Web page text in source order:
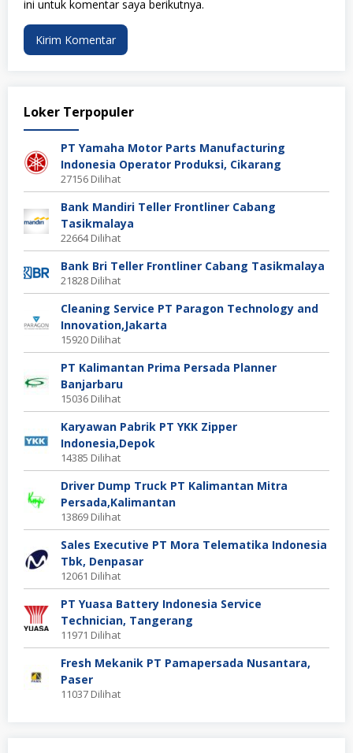
ini untuk komentar saya berikutnya.
Loker Terpopuler
PT Yamaha Motor Parts Manufacturing
Indonesia Operator Produksi, Cikarang
27156 Dilihat
Bank Mandiri Teller Frontliner Cabang
Tasikmalaya
22664 Dilihat
Bank Bri Teller Frontliner Cabang Tasikmalaya
21828 Dilihat
Cleaning Service PT Paragon Technology and
Innovation,Jakarta
15920 Dilihat
PT Kalimantan Prima Persada Planner
Banjarbaru
15036 Dilihat
Karyawan Pabrik PT YKK Zipper
Indonesia,Depok
14385 Dilihat
Driver Dump Truck PT Kalimantan Mitra
Persada,Kalimantan
13869 Dilihat
Sales Executive PT Mora Telematika Indonesia
Tbk, Denpasar
12061 Dilihat
PT Yuasa Battery Indonesia Service
Technician, Tangerang
11971 Dilihat
Fresh Mekanik PT Pamapersada Nusantara,
Paser
11037 Dilihat